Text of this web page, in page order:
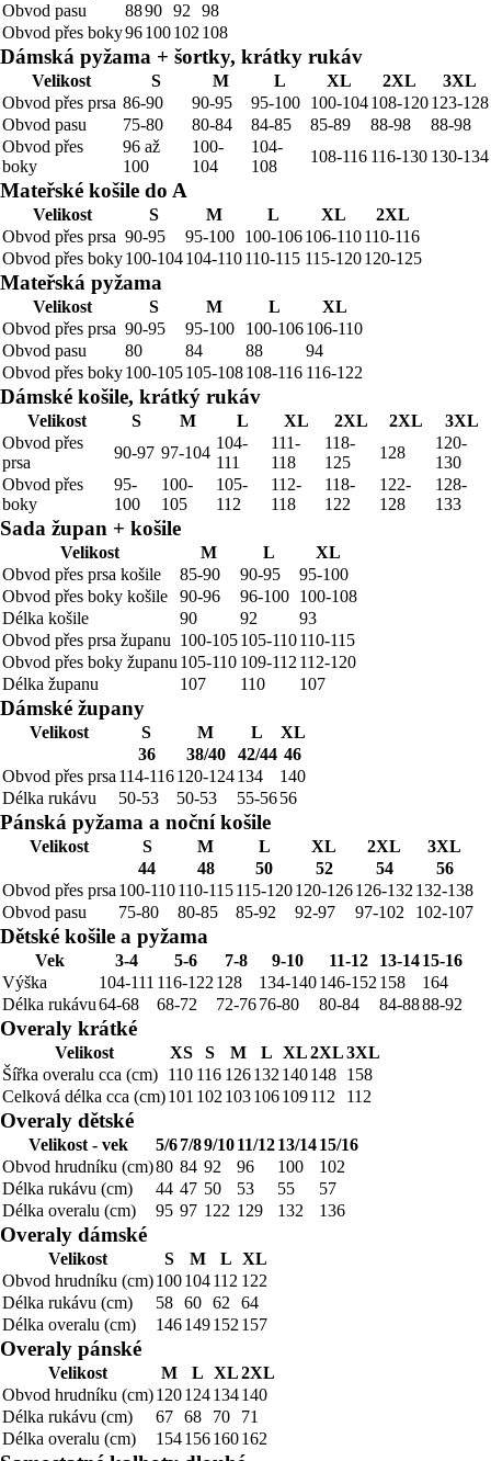
Obvod pasu
8890 92
98
Obvod přes boky96100102 108
Dámská pyžama + šortky, krátky rukáv
Velikost S M L XL 2XL
3XL
Obvod přes prsa 86-90 90-95 95-100 100-104108-120123-128
Obvod pasu
75-80 80-84 84-85 85-89 88-98
88-98
Obvod přes
boky
96 až
100
100-
104
104-
108
108-116 116-130 130-134
Mateřské košile do A
Velikost S M L XL
2XL
Obvod přes prsa 90-95 95-100 100-106106-110110-116
Obvod přes boky100-104104-110110-115 115-120120-125
Mateřská pyžama
Velikost S M L
XL
Obvod přes prsa 90-95 95-100 100-106106-110
Obvod pasu
80 84 88
94
Obvod přes boky100-105105-108108-116 116-122
Dámské košile, krátký rukáv
Velikost S M L XL 2XL 2XL
3XL
Obvod přes
prsa
90-97 97-104
104-
111
111-
118
118-
125
128
120-
130
Obvod přes
boky
95-
100
100-
105
105-
112
112-
118
118-
122
122-
128
128-
133
Sada župan + košile
Velikost M L
XL
Obvod přes prsa košile
85-90 90-95
95-100
Obvod přes boky košile
90-96 96-100 100-108
Délka košile
90 92
93
Obvod přes prsa županu 100-105105-110110-115
Obvod přes boky županu 105-110 109-112 112-120
Délka županu
107 110 107
Dámské župany
Velikost S M L
XL
36
38/40 42/44 46
Obvod přes prsa 114-116120-124134
140
Délka rukávu
50-53 50-53 55-5656
Pánská pyžama a noční košile
Velikost S M L XL 2XL
3XL
44
48 50 52 54
56
Obvod přes prsa 100-110110-115115-120120-126126-132 132-138
Obvod pasu
75-80 80-85 85-92 92-97 97-102 102-107
Dětské košile a pyžama
Vek 3-4 5-6 7-8 9-10 11-12 13-1415-16
Výška
104-111 116-122 128 134-140146-152 158
164
Délka rukávu64-68 68-72 72-7676-80 80-84 84-8888-92
Overaly krátké
Velikost XS S M L XL2XL3XL
Šířka overalu cca (cm) 110 116 126132 140148 158
Celková délka cca (cm)101 102 103106109112 112
Overaly dětské
Velikost - vek 5/67/89/1011/1213/1415/16
Obvod hrudníku (cm)80 84 92 96 100
102
Délka rukávu (cm)
44 47 50 53 55
57
Délka overalu (cm)
95 97 122 129 132 136
Overaly dámské
Velikost S M L XL
Obvod hrudníku (cm)100104112 122
Délka rukávu (cm)
58 60 62
64
Délka overalu (cm)
146149152 157
Overaly pánské
Velikost M L XL2XL
Obvod hrudníku (cm)120124134140
Délka rukávu (cm)
67 68 70
71
Délka overalu (cm)
154156160162